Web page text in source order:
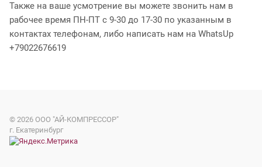
Также на ваше усмотрение вы можете звонить нам в
рабочее время ПН-ПТ с 9-30 до 17-30 по указанным в
контактах телефонам, либо написать нам на WhatsUp
+79022676619
© 2026 ООО "АЙ-КОМПРЕССОР"
г. Екатеринбург